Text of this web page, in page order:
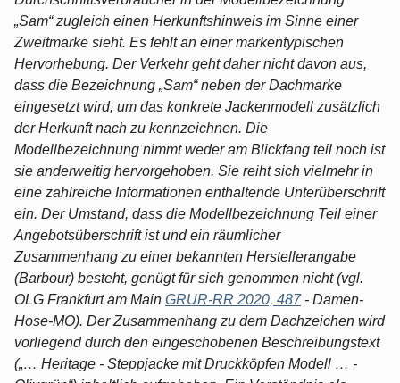
„Sam“ zugleich einen Herkunftshinweis im Sinne einer
Zweitmarke sieht. Es fehlt an einer markentypischen
Hervorhebung. Der Verkehr geht daher nicht davon aus,
dass die Bezeichnung „Sam“ neben der Dachmarke
eingesetzt wird, um das konkrete Jackenmodell zusätzlich
der Herkunft nach zu kennzeichnen. Die
Modellbezeichnung nimmt weder am Blickfang teil noch ist
sie anderweitig hervorgehoben. Sie reiht sich vielmehr in
eine zahlreiche Informationen enthaltende Unterüberschrift
ein. Der Umstand, dass die Modellbezeichnung Teil einer
Angebotsüberschrift ist und ein räumlicher
Zusammenhang zu einer bekannten Herstellerangabe
(Barbour) besteht, genügt für sich genommen nicht (vgl.
OLG Frankfurt am Main GRUR-RR 2020, 487- Damen-
Hose-MO). Der Zusammenhang zu dem Dachzeichen wird
vorliegend durch den eingeschobenen Beschreibungstext
(„… Heritage - Steppjacke mit Druckköpfen Modell … -